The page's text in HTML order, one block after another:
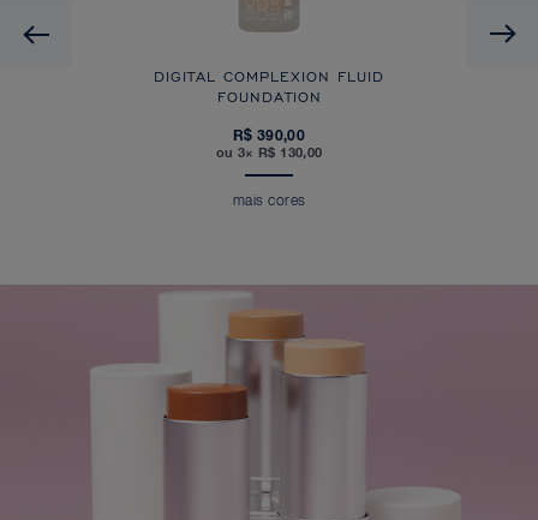
Previous
DIGITAL COMPLEXION FLUID
FOUNDATION
R$ 390,00
ou 3× R$ 130,00
mais cores